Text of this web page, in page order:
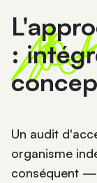
:
Un audit
organisme
conséquent —